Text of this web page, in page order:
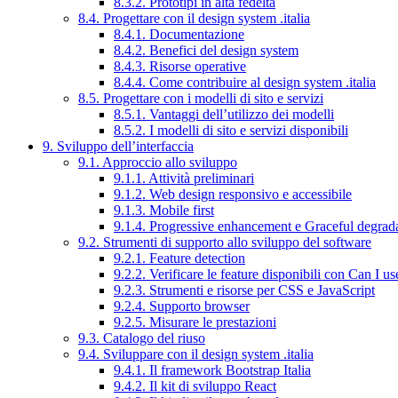
8.4. Progettare con il design system .italia
8.4.1. Documentazione
8.4.2. Benefici del design system
8.4.3. Risorse operative
8.4.4. Come contribuire al design system .italia
8.5. Progettare con i modelli di sito e servizi
8.5.1. Vantaggi dell’utilizzo dei modelli
8.5.2. I modelli di sito e servizi disponibili
9. Sviluppo dell’interfaccia
9.1. Approccio allo sviluppo
9.1.1. Attività preliminari
9.1.2. Web design responsivo e accessibile
9.1.3. Mobile first
9.1.4. Progressive enhancement e Graceful
9.2. Strumenti di supporto allo sviluppo del software
9.2.1. Feature detection
9.2.2. Verificare le feature disponibili con Can I
9.2.3. Strumenti e risorse per CSS e JavaScript
9.2.4. Supporto browser
9.2.5. Misurare le prestazioni
9.3. Catalogo del riuso
9.4. Sviluppare con il design system .italia
9.4.1. Il framework Bootstrap Italia
9.4.2. Il kit di sviluppo React